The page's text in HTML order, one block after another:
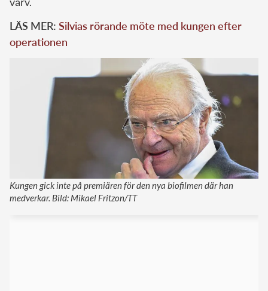
LÄS MER: Silvias rörande möte med kungen efter
operationen
Kungen gick inte på premiären för den nya biofilmen där han
medverkar. Bild: Mikael Fritzon/TT